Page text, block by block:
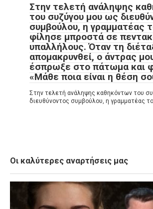
Στην τελετή ανάληψης
του συζύγου μου ως
συμβούλου, η γραμματέας
φίλησε μπροστά σε
υπαλλήλους. Όταν τη
απομακρυνθεί, ο άντρας
έσπρωξε στο πάτωμα και
«Μάθε ποια είναι η θέση
Στην τελετή ανάληψης καθηκόντων του
διευθύνοντος συμβούλου, η γραμματέας
Οι καλύτερες αναρτήσεις μας